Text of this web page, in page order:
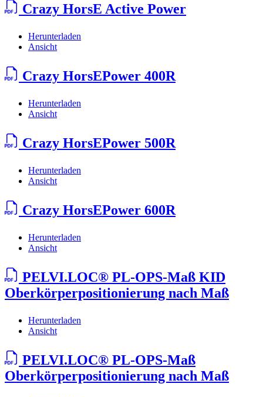
Crazy HorsE Active Power
Herunterladen
Ansicht
Crazy HorsEPower 400R
Herunterladen
Ansicht
Crazy HorsEPower 500R
Herunterladen
Ansicht
Crazy HorsEPower 600R
Herunterladen
Ansicht
PELVI.LOC® PL-OPS-Maß KID
Oberkörperpositionierung nach Maß
Herunterladen
Ansicht
PELVI.LOC® PL-OPS-Maß
Oberkörperpositionierung nach Maß